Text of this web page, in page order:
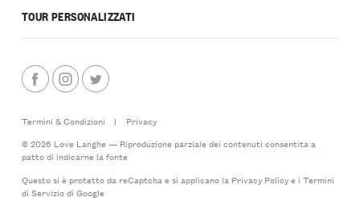
TOUR PERSONALIZZATI
Termini & Condizioni |
Privacy
© 2026 Love Langhe — Riproduzione parziale dei contenuti consentita a
patto di indicarne la fonte
Questo si è protetto da reCaptcha e si applicano la Privacy Policye i Termini
di Serviziodi Google